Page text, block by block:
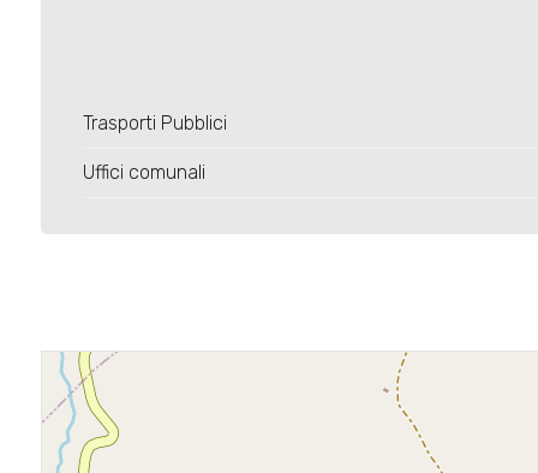
Trasporti Pubblici
Uffici comunali
5+
Camere